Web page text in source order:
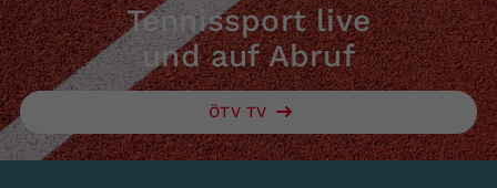
Tennissport live
und auf Abruf
ÖTV TV